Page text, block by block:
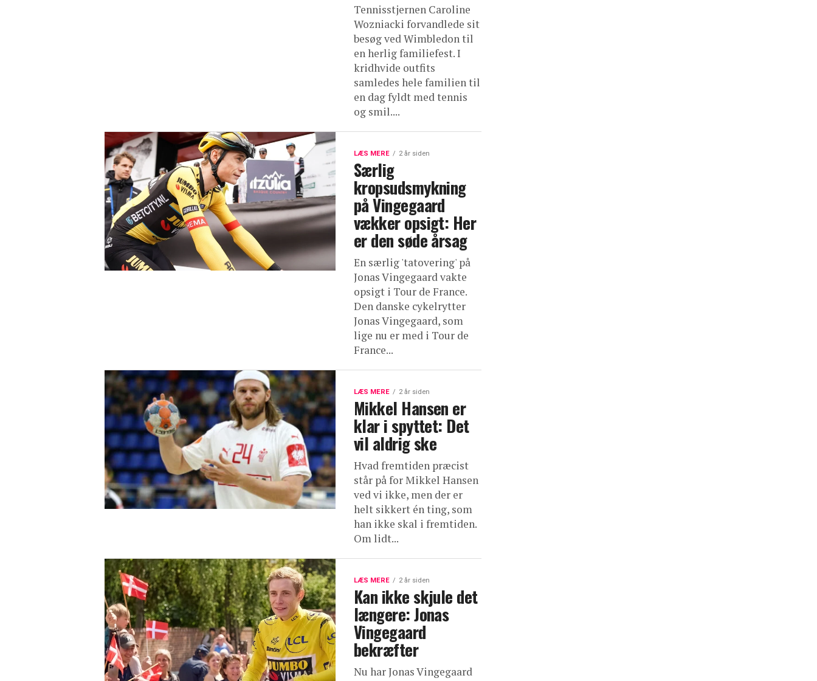
Tennisstjernen Caroline
Wozniacki forvandlede sit
besøg ved Wimbledon til
en herlig familiefest. I
kridhvide outfits
samledes hele familien til
en dag fyldt med tennis
og smil....
LÆS MERE 2 år siden
Særlig
kropsudsmykning
på Vingegaard
vækker opsigt: Her
er den søde årsag
En særlig 'tatovering' på
Jonas Vingegaard vakte
opsigt i Tour de France.
Den danske cykelrytter
Jonas Vingegaard, som
lige nu er med i Tour de
France...
LÆS MERE 2 år siden
Mikkel Hansen er
klar i spyttet: Det
vil aldrig ske
Hvad fremtiden præcist
står på for Mikkel Hansen
ved vi ikke, men der er
helt sikkert én ting, som
han ikke skal i fremtiden.
Om lidt...
LÆS MERE 2 år siden
Kan ikke skjule det
længere: Jonas
Vingegaard
bekræfter
Nu har Jonas Vingegaard